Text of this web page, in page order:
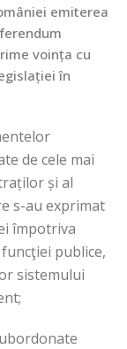
emiterea
voința cu
în
de cele mai
și al
s-au exprimat
împotriva
publice,
sistemului